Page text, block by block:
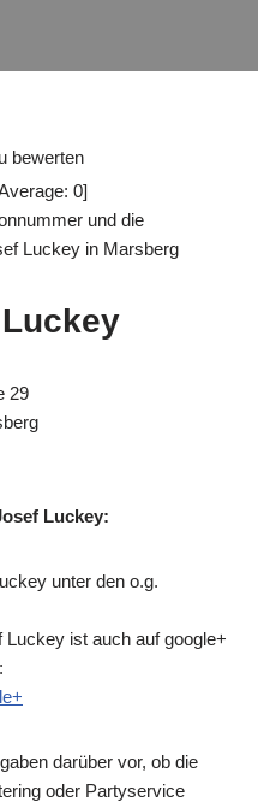
bewerten
0]
und die
Luckey in Marsberg
29
Luckey:
unter den o.g.
ist auch auf google+
darüber vor, ob die
oder Partyservice